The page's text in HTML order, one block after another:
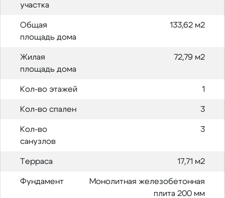
участка
Общая
площадь дома
133,62 м2
Жилая
площадь дома
72,79 м2
Кол-во этажей 1
Кол-во спален 3
Кол-во
санузлов
3
Терраса 17,71 м2
Фундамент
Монолитная железобетонная
плита 200 мм